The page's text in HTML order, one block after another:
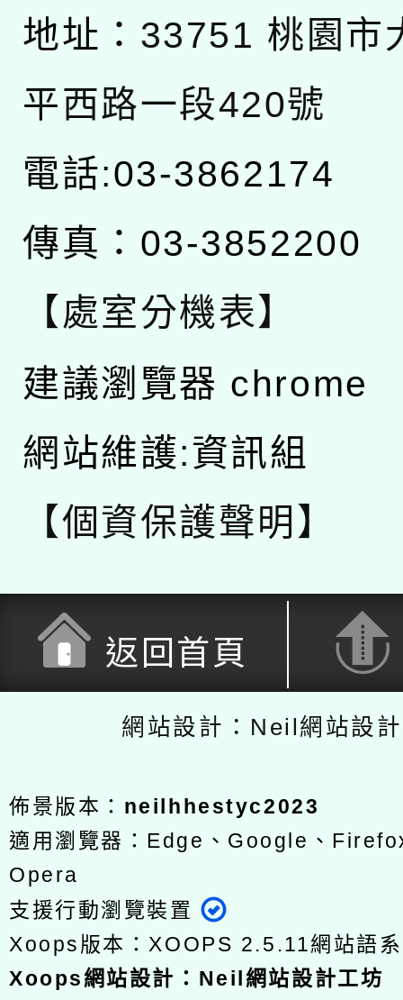
地址： 33751 桃園市
平西路一段420號
電話:03-3862174
傳真：03-3852200
【處室分機表】
建議瀏覽器 chrome
網站維護:資訊組
【個資保護聲明】
返回首頁
網站設計：Neil網站設
佈景版本： neilhhestyc2023
適用瀏覽器：Edge、Google、
Opera
支援行動瀏覽裝置
Xoops版本： XOOPS 2.5.11網站語
Xoops網站設計 ： Neil網站設計工坊